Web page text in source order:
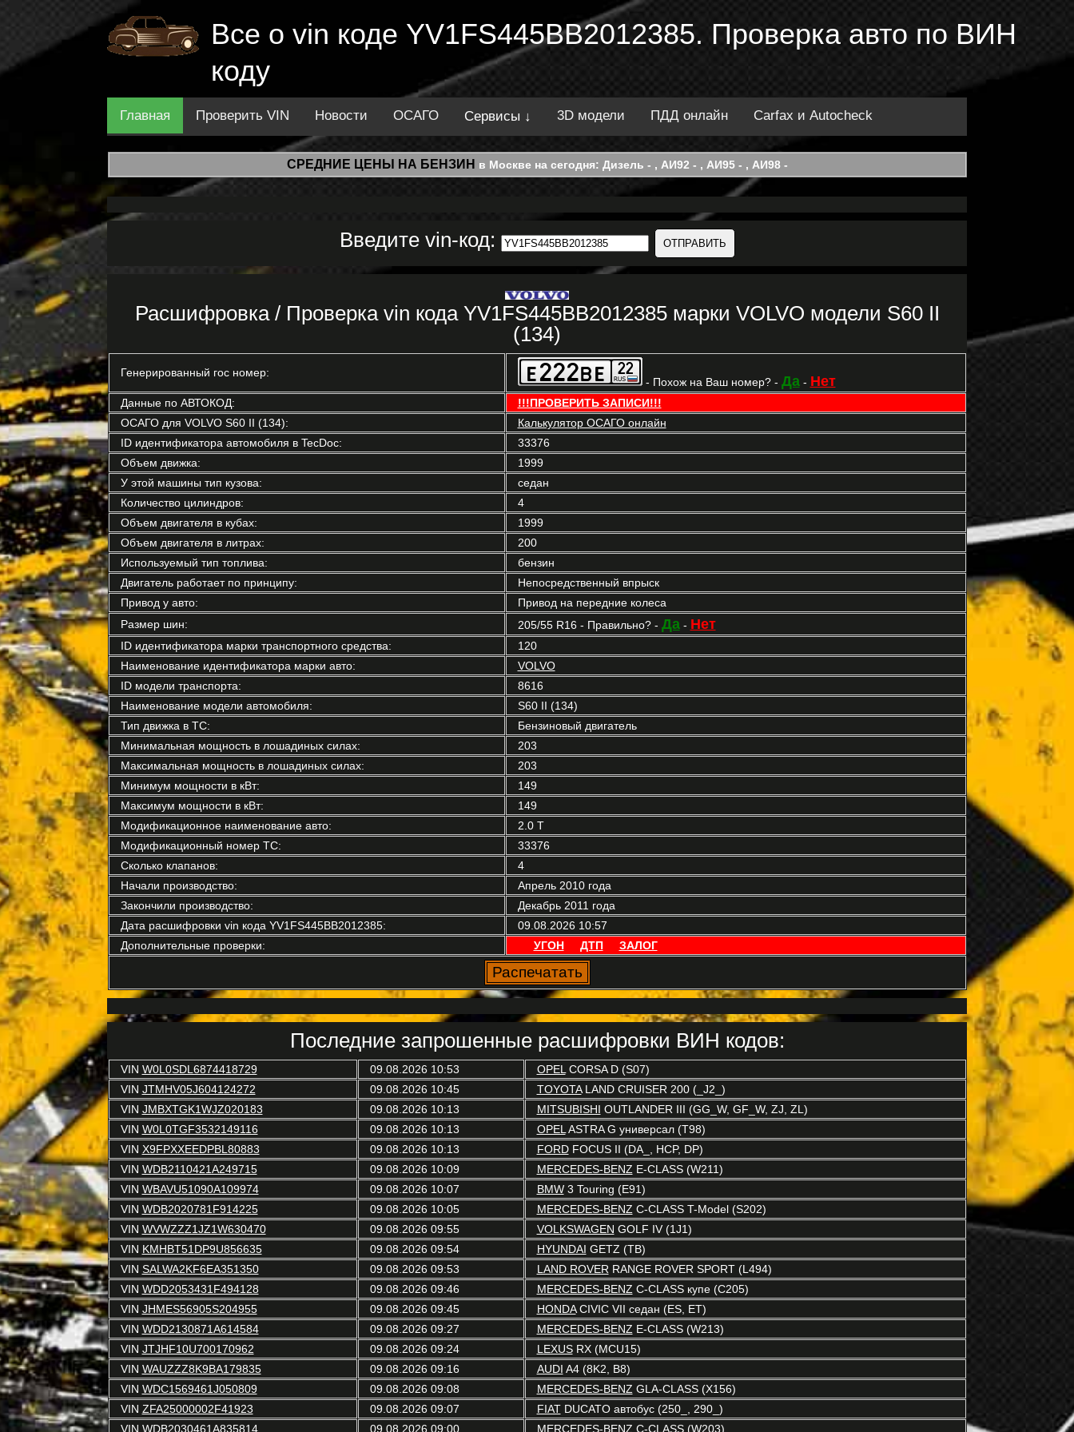
Все о vin коде YV1FS445BB2012385. Проверка авто по ВИН
коду
Главная Проверить VIN Новости ОСАГО Сервисы ↓ 3D модели ПДД онлайн Carfax и Autocheck
СРЕДНИЕ ЦЕНЫ НА БЕНЗИН в Москве на сегодня: Дизель - , АИ92 - , АИ95 - , АИ98 -
Введите vin-код:
Расшифровка / Проверка vin кода YV1FS445BB2012385 марки VOLVO модели S60 II
(134)
Генерированный гос номер:
- Похож на Ваш номер? - Да- Нет
Данные по АВТОКОД:
!!!ПРОВЕРИТЬ ЗАПИСИ!!!
ОСАГО для VOLVO S60 II (134):
Калькулятор ОСАГО онлайн
ID идентификатора автомобиля в TecDoc:
33376
Объем движка:
1999
У этой машины тип кузова:
седан
Количество цилиндров:
4
Объем двигателя в кубах:
1999
Объем двигателя в литрах:
200
Используемый тип топлива:
бензин
Двигатель работает по принципу:
Непосредственный впрыск
Привод у авто:
Привод на передние колеса
Размер шин:
205/55 R16 - Правильно? - Да- Нет
ID идентификатора марки транспортного средства:
120
Наименование идентификатора марки авто:
VOLVO
ID модели транспорта:
8616
Наименование модели автомобиля:
S60 II (134)
Тип движка в ТС:
Бензиновый двигатель
Минимальная мощность в лошадиных силах:
203
Максимальная мощность в лошадиных силах:
203
Минимум мощности в кВт:
149
Максимум мощности в кВт:
149
Модификационное наименование авто:
2.0 T
Модификационный номер ТС:
33376
Сколько клапанов:
4
Начали производство:
Апрель 2010 года
Закончили производство:
Декабрь 2011 года
Дата расшифровки vin кода YV1FS445BB2012385:
09.08.2026 10:57
Дополнительные проверки:
УГОН ДТП ЗАЛОГ
Последние запрошенные расшифровки ВИН кодов:
VIN W0L0SDL6874418729 09.08.2026 10:53 OPEL CORSA D (S07)
VIN JTMHV05J604124272 09.08.2026 10:45 TOYOTALAND CRUISER 200 (_J2_)
VIN JMBXTGK1WJZ020183 09.08.2026 10:13 MITSUBISHI OUTLANDER III (GG_W, GF_W, ZJ, ZL)
VIN W0L0TGF3532149116 09.08.2026 10:13 OPEL ASTRA G универсал (T98)
VIN X9FPXXEEDPBL80883 09.08.2026 10:13 FORDFOCUS II (DA_, HCP, DP)
VIN WDB2110421A249715 09.08.2026 10:09 MERCEDES-BENZ E-CLASS (W211)
VIN WBAVU51090A109974 09.08.2026 10:07 BMW3 Touring (E91)
VIN WDB2020781F914225 09.08.2026 10:05 MERCEDES-BENZ C-CLASS T-Model (S202)
VIN WVWZZZ1JZ1W630470 09.08.2026 09:55 VOLKSWAGEN GOLF IV (1J1)
VIN KMHBT51DP9U856635 09.08.2026 09:54 HYUNDAI GETZ (TB)
VIN SALWA2KF6EA351350 09.08.2026 09:53 LAND ROVER RANGE ROVER SPORT (L494)
VIN WDD2053431F494128 09.08.2026 09:46 MERCEDES-BENZ C-CLASS купе (C205)
VIN JHMES56905S204955 09.08.2026 09:45 HONDACIVIC VII седан (ES, ET)
VIN WDD2130871A614584 09.08.2026 09:27 MERCEDES-BENZ E-CLASS (W213)
VIN JTJHF10U700170962 09.08.2026 09:24 LEXUSRX (MCU15)
VIN WAUZZZ8K9BA179835 09.08.2026 09:16 AUDI A4 (8K2, B8)
VIN WDC1569461J050809 09.08.2026 09:08 MERCEDES-BENZ GLA-CLASS (X156)
VIN ZFA25000002F41923 09.08.2026 09:07 FIATDUCATO автобус (250_, 290_)
VIN WDB2030461A835814 09.08.2026 09:00 MERCEDES-BENZ C-CLASS (W203)